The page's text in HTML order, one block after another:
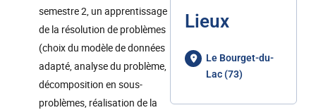
semestre 2, un apprentissage
de la résolution de problèmes
(choix du modèle de données
adapté, analyse du problème,
décomposition en sous-
problèmes, réalisation de la
Lieux
Le Bourget-du-
Lac (73)